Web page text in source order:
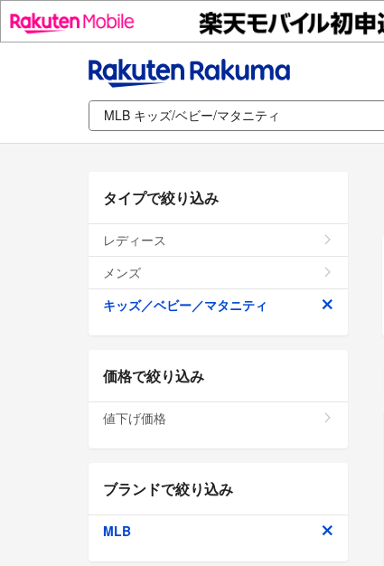
タイプで絞り込み
レディース
メンズ
キッズ／ベビー／マタニティ
価格で絞り込み
値下げ価格
ブランドで絞り込み
MLB